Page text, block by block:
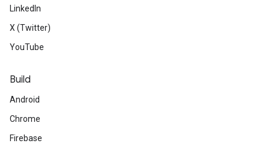
LinkedIn
X (Twitter)
YouTube
Build
Android
Chrome
Firebase